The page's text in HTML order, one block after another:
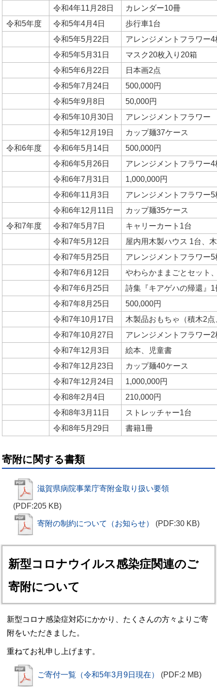
令和4年11月28日
カレンダー10冊
令和5年度
令和5年4月4日
歩行車1台
令和5年5月22日
アレンジメントフラワー4
令和5年5月31日
マスク20枚入り20箱
令和5年6月22日
日本画2点
令和5年7月24日
500,000円
令和5年9月8日
50,000円
令和5年10月30日
アレンジメントフラワー
令和5年12月19日
カップ麺37ケース
令和6年度
令和6年5月14日
500,000円
令和6年5月26日
アレンジメントフラワー4
令和6年7月31日
1,000,000円
令和6年11月3日
アレンジメントフラワー5
令和6年12月11日
カップ麺35ケース
令和7年度
令和7年5月7日
キャリーカート1台
令和7年5月12日
屋内用木製ハウス 1台、
令和7年5月25日
アレンジメントフラワー5
令和7年6月12日
やわらかままごとセット
令和7年6月25日
詩集『キアゲハの帰還』1
令和7年8月25日
500,000円
令和7年10月17日
木製品おもちゃ（積木2
令和7年10月27日
アレンジメントフラワー2
令和7年12月3日
絵本、児童書
令和7年12月23日
カップ麺40ケース
令和7年12月24日
1,000,000円
令和8年2月4日
210,000円
令和8年3月11日
ストレッチャー1台
令和8年5月29日
書籍1冊
寄附に関する書類
滋賀県病院事業庁寄附金取り扱い要領
(PDF:205 KB)
寄附の制約について（お知らせ） (PDF:30 KB)
新型コロナウイルス感染症関連のご
寄附について
新型コロナ感染症対応にかかり、たくさんの方々よりご寄
附をいただきました。
重ねてお礼申し上げます。
ご寄付一覧（令和5年3月9日現在） (PDF:2 MB)